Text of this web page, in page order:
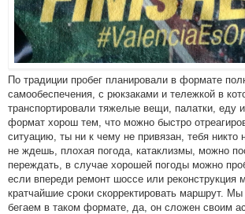
По традиции пробег планировали в формате
самообеспечения, с рюкзаками и тележкой в
транспортировали тяжелые вещи, палатки, еду
формат хорош тем, что можно быстро
ситуацию, ты ни к чему не привязан, тебя никто
не ждешь, плохая погода, катаклизмы, можно
переждать, в случае хорошей погоды можно
если впереди ремонт шоссе или реконструкция
кратчайшие сроки скорректировать маршрут.
бегаем в таком формате, да, он сложен своим